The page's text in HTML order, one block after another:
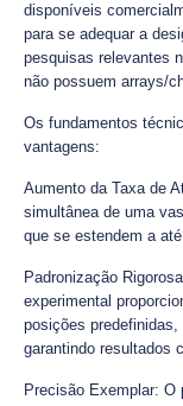
disponíveis
para se adequar a
pesquisas relevantes
não possuem arrays/
Os fundamentos
vantagens:
Aumento da Taxa de
simultânea de uma
que se estendem a
Padronização
experimental
posições
garantindo resultados
Precisão Exemplar: O